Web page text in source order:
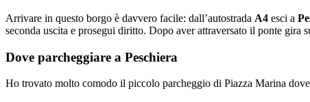
Arrivare in questo borgo è davvero facile: dall’autostrada A4 esci a
seconda uscita e prosegui diritto. Dopo aver attraversato il ponte gira
Dove parcheggiare a Peschiera
Ho trovato molto comodo il piccolo parcheggio di Piazza Marina